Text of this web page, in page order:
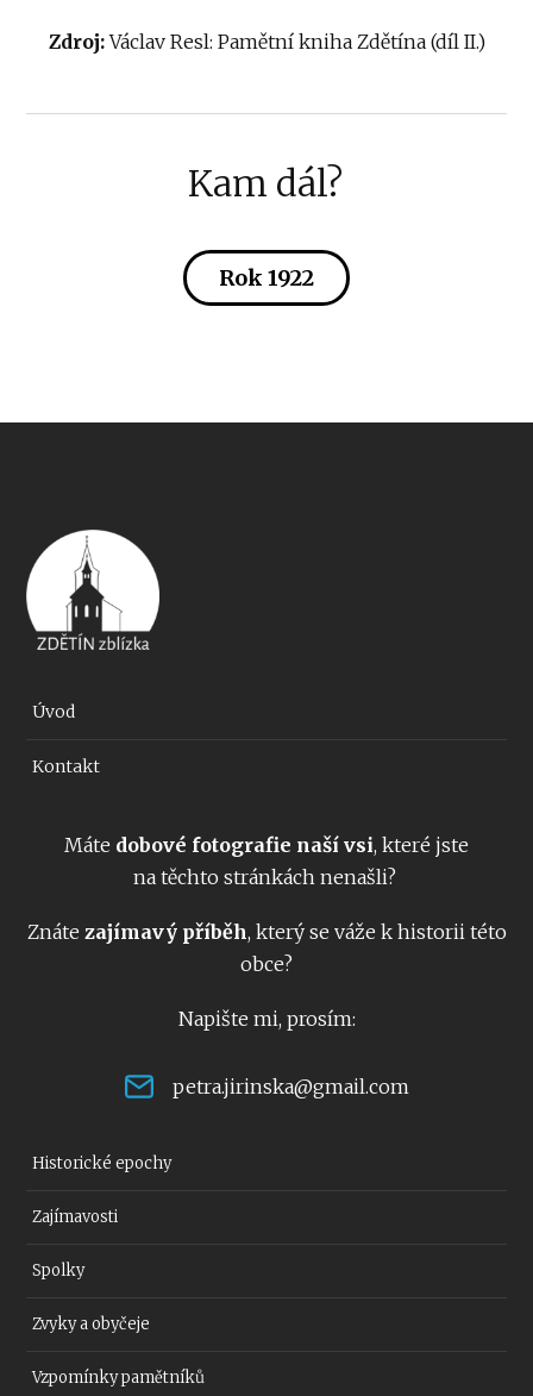
Zdroj:Václav Resl: Pamětní kniha Zdětína (díl II.)
Kam dál?
Rok 1922
Úvod
Kontakt
Máte dobové fotografie naší vsi, které jste
na těchto stránkách nenašli?
Znáte zajímavý příběh, který se váže k historii této
obce?
Napište mi, prosím:
petra.jirinska@gmail.com
Historické epochy
Zajímavosti
Spolky
Zvyky a obyčeje
Vzpomínky pamětníků